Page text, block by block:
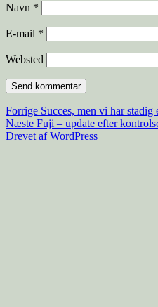
Navn *
E-mail *
Websted
Indlægsnavigation
Forrige Forrige
indlæg:
Succes, men vi har stadig
Næste Næste
indlæg:
Fuji – update efter
Drevet af WordPress